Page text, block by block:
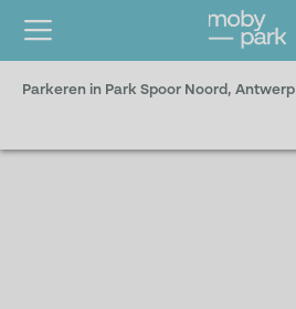
Parkeren in Park Spoor Noord, Antwerp